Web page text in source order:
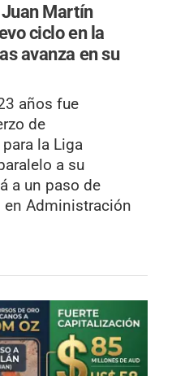
Juan Martín
ciclo en la
avanza en su
años fue
de
la Liga
a su
a un paso de
en Administración